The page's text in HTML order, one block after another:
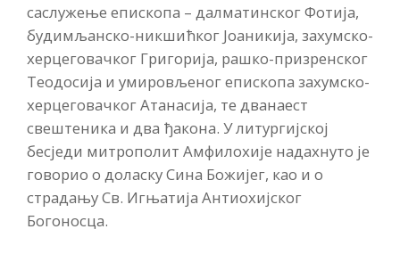
саслужење епископа – далматинског Фотија,
будимљанско-никшићког Јоаникија, захумско-
херцеговачког Григорија, рашко-призренског
Теодосија и умировљеног епископа захумско-
херцеговачког Атанасија, те дванаест
свештеника и два ђакона. У литургијској
бесједи митрополит Амфилохије надахнуто је
говорио о доласку Сина Божијег, као и о
страдању Св. Игњатија Антиохијског
Богоносца.